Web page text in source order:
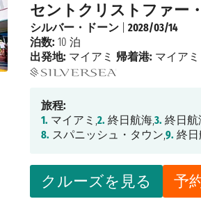
セントクリストファー
クルーズを見る 予
シルバー・ドーン |2028/03/14
泊数: 10 泊
出発地: マイアミ 帰着港: マイアミ
旅程:
1. マイアミ,2. 終日航海,3. 終日航
8. スパニッシュ・タウン,9. 終